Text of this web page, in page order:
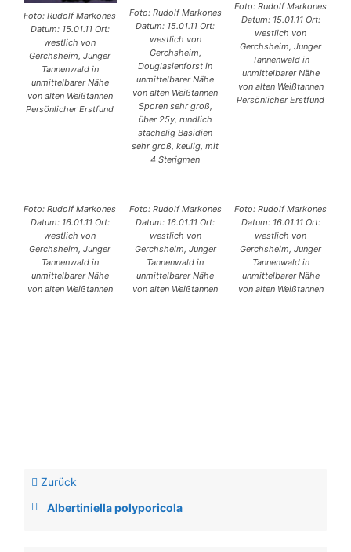
Foto: Rudolf Markones
Datum: 15.01.11 Ort:
westlich von
Gerchsheim, Junger
Tannenwald in
unmittelbarer Nähe
von alten Weißtannen
Persönlicher Erstfund
Foto: Rudolf Markones
Datum: 15.01.11 Ort:
westlich von
Gerchsheim,
Douglasienforst in
unmittelbarer Nähe
von alten Weißtannen
Sporen sehr groß,
über 25y, rundlich
stachelig Basidien
sehr groß, keulig, mit
4 Sterigmen
Foto: Rudolf Markones
Datum: 15.01.11 Ort:
westlich von
Gerchsheim, Junger
Tannenwald in
unmittelbarer Nähe
von alten Weißtannen
Persönlicher Erstfund
Foto: Rudolf Markones
Datum: 16.01.11 Ort:
westlich von
Gerchsheim, Junger
Tannenwald in
unmittelbarer Nähe
von alten Weißtannen
Foto: Rudolf Markones
Datum: 16.01.11 Ort:
westlich von
Gerchsheim, Junger
Tannenwald in
unmittelbarer Nähe
von alten Weißtannen
Foto: Rudolf Markones
Datum: 16.01.11 Ort:
westlich von
Gerchsheim, Junger
Tannenwald in
unmittelbarer Nähe
von alten Weißtannen
Zurück
Albertiniella polyporicola